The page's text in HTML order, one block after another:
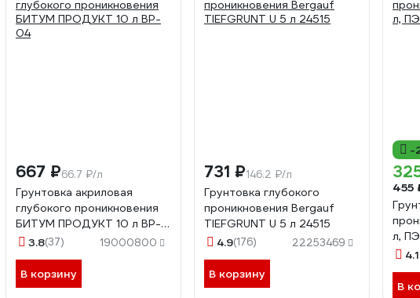
667 ₽66.7 ₽/л
Грунтовка акриловая
глубокого проникновения
БИТУМ ПРОДУКТ 10 л BP-
043.8(37) 19000800
В корзину
731 ₽146.2 ₽/л
Грунтовка глубокого
проникновения Bergauf
TIEFGRUNT U 5 л 24515
4.9(176) 22253469
В корзину
-
455
л,
4.1
В